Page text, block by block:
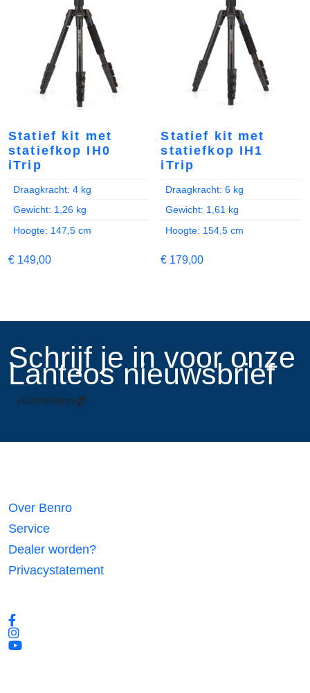
Statief kit met
statiefkop IH0
iTrip
Draagkracht: 4 kg
Gewicht: 1,26 kg
Hoogte: 147,5 cm
€ 149,00
Statief kit met
statiefkop IH1
iTrip
Draagkracht: 6 kg
Gewicht: 1,61 kg
Hoogte: 154,5 cm
€ 179,00
​Schrijf je in voor onze
Lanteos nieuwsbrief
Aanmelden
Over Benro
Service
Dealer worden?
Privacystatement